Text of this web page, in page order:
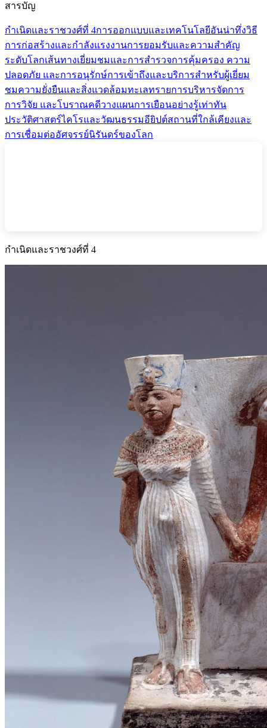
สารบัญ
กำเนิดและราชวงศ์ที่ 4การออกแบบและเทคโนโลยีอันน่าทึ่งวิธี
การก่อสร้างและกำลังแรงงานการยอมรับและความสำคัญ
ระดับโลกเส้นทางเยี่ยมชมและการสำรวจการคุ้มครอง ความ
ปลอดภัย และการอนุรักษ์การเข้าถึงและบริการสำหรับผู้เยี่ยม
ชมความยั่งยืนและสิ่งแวดล้อมทะเลทรายการบริหารจัดการ
การวิจัย และโบราณคดีวางแผนการเยือนอย่างรู้เท่าทัน
ประวัติศาสตร์ไคโรและวัฒนธรรมอียิปต์สถานที่ใกล้เคียงและ
การเชื่อมต่ออัศจรรย์นิรันดร์ของโลก
กำเนิดและราชวงศ์ที่ 4